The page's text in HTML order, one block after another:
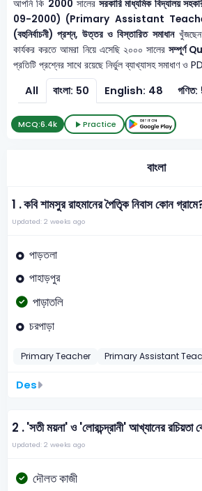
আপনি কি 2000 সালেরসরকারি মাধ্যমিক বিদ্যালয়
09-2000) (Primary Assistant
(বহুনির্বাচনী) প্রশ্ন, উত্তর ও বিস্তারিত সমাধান
কার্যকর করতে আমরা নিয়ে এসেছি ২০০০ সালেরসম্পূর্ণ
প্রতিটি প্রশ্নের সাথে রয়েছে নির্ভুল ব্যাখ্যাসহ সমাধাণ ও
All বাংলা: 50 English: 48
MCQ:6.4k Practice
বাংলা
1 .কবি শামসুর রাহমানের পৈতিৃক নিবাস কোন
Updated: 2 weeks ago
পাড়তলা
পাহাড়পুর
পাড়াতলি
চরপাড়া
Primary Teacher Primary Assistant
Des
2 .'সতী ময়না' ও 'লোরচন্দ্রানী' আখ্যানের রচিয়তা
Updated: 2 weeks ago
দৌলত কাজী